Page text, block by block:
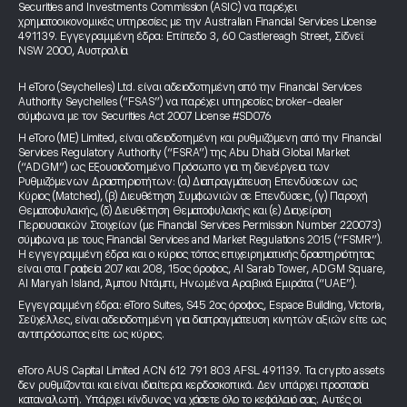
Securities and Investments Commission (ASIC) να παρέχει
χρηματοοικονομικές υπηρεσίες με την Australian Financial Services License
491139. Εγγεγραμμένη έδρα: Επίπεδο 3, 60 Castlereagh Street, Σίδνεϊ
NSW 2000, Αυστραλία
Η eToro (Seychelles) Ltd. είναι αδειοδοτημένη από την Financial Services
Authority Seychelles (“FSAS”) να παρέχει υπηρεσίες broker-dealer
σύμφωνα με τον Securities Act 2007 License #SD076
Η eToro (ME) Limited, είναι αδειοδοτημένη και ρυθμιζόμενη από την Financial
Services Regulatory Authority (“FSRA”) της Abu Dhabi Global Market
(“ADGM”) ως Εξουσιοδοτημένο Πρόσωπο για τη διενέργεια των
Ρυθμιζόμενων Δραστηριοτήτων: (α) Διαπραγμάτευση Επενδύσεων ως
Κύριος (Matched), (β) Διευθέτηση Συμφωνιών σε Επενδύσεις, (γ) Παροχή
Θεματοφυλακής, (δ) Διευθέτηση Θεματοφυλακής και (ε) Διαχείριση
Περιουσιακών Στοιχείων (με Financial Services Permission Number 220073)
σύμφωνα με τους Financial Services and Market Regulations 2015 (“FSMR”).
Η εγγεγραμμένη έδρα και ο κύριος τόπος επιχειρηματικής δραστηριότητας
είναι στα Γραφεία 207 και 208, 15ος όροφος, Al Sarab Tower, ADGM Square,
Al Maryah Island, Άμπου Ντάμπι, Ηνωμένα Αραβικά Εμιράτα (“UAE”).
Εγγεγραμμένη έδρα: eToro Suites, S45 2ος όροφος, Espace Building, Victoria,
Σεϋχέλλες, είναι αδειοδοτημένη για διαπραγμάτευση κινητών αξιών είτε ως
αντιπρόσωπος είτε ως κύριος.
eToro AUS Capital Limited ACN 612 791 803 AFSL 491139. Τα crypto assets
δεν ρυθμίζονται και είναι ιδιαίτερα κερδοσκοπικά. Δεν υπάρχει προστασία
καταναλωτή. Υπάρχει κίνδυνος να χάσετε όλο το κεφάλαιό σας. Αυτές οι